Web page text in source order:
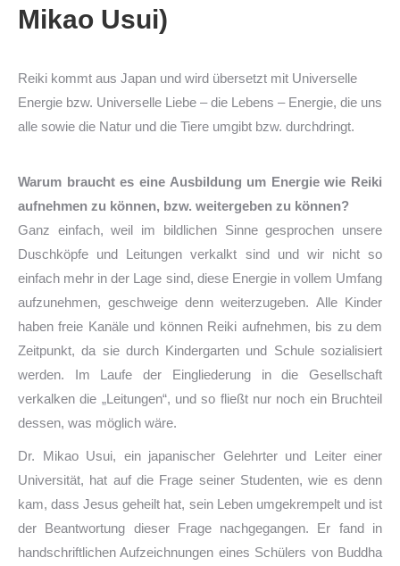
Mikao Usui)
Reiki kommt aus Japan und wird übersetzt mit Universelle
Energie bzw. Universelle Liebe – die Lebens – Energie, die uns
alle sowie die Natur und die Tiere umgibt bzw. durchdringt.
Warum braucht es eine Ausbildung um Energie wie Reiki
aufnehmen zu können, bzw. weitergeben zu können?
Ganz einfach, weil im bildlichen Sinne gesprochen unsere
Duschköpfe und Leitungen verkalkt sind und wir nicht so
einfach mehr in der Lage sind, diese Energie in vollem Umfang
aufzunehmen, geschweige denn weiterzugeben. Alle Kinder
haben freie Kanäle und können Reiki aufnehmen, bis zu dem
Zeitpunkt, da sie durch Kindergarten und Schule sozialisiert
werden. Im Laufe der Eingliederung in die Gesellschaft
verkalken die „Leitungen“, und so fließt nur noch ein Bruchteil
dessen, was möglich wäre.
Dr. Mikao Usui, ein japanischer Gelehrter und Leiter einer
Universität, hat auf die Frage seiner Studenten, wie es denn
kam, dass Jesus geheilt hat, sein Leben umgekrempelt und ist
der Beantwortung dieser Frage nachgegangen. Er fand in
handschriftlichen Aufzeichnungen eines Schülers von Buddha